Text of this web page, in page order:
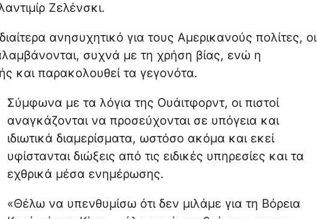
Ζελένσκι.
ανησυχητικό για τους Αμερικανούς πολίτες, οι
συχνά με τη χρήση βίας, ενώ η
και παρακολουθεί τα γεγονότα.
Σύμφωνα με τα λόγια της Ουάιτφορντ, οι πιστοί
αναγκάζονται να προσεύχονται σε υπόγεια και
ιδιωτικά διαμερίσματα, ωστόσο ακόμα και εκεί
υφίστανται διώξεις από τις ειδικές υπηρεσίες και τα
εχθρικά μέσα ενημέρωσης.
«Θέλω να υπενθυμίσω ότι δεν μιλάμε για τη Βόρεια